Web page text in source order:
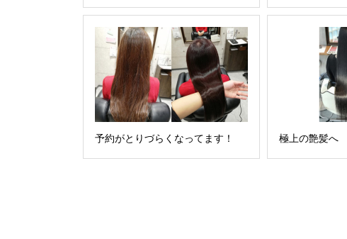
予約がとりづらくなってます！ 極上の艶髪へ